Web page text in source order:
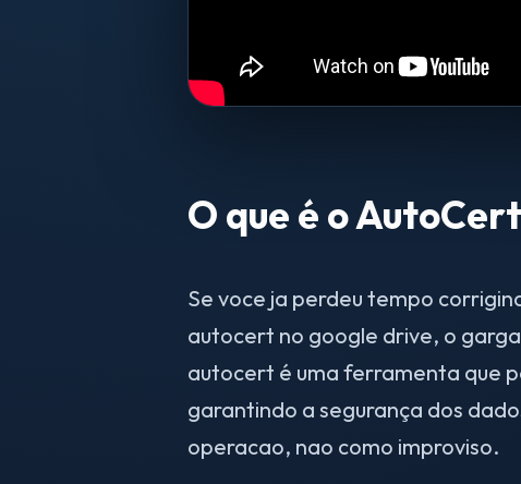
O que é o
Se voce ja perdeu tempo
autocert no google drive, o
autocert é uma ferramenta que
garantindo a segurança dos
operacao, nao como improviso.